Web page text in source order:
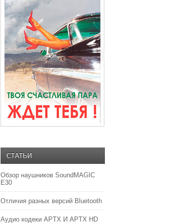
СТАТЬИ
Обзор наушников SoundMAGIC
E30
Отличия разных версий Bluetooth
Аудио кодеки APTX И APTX HD